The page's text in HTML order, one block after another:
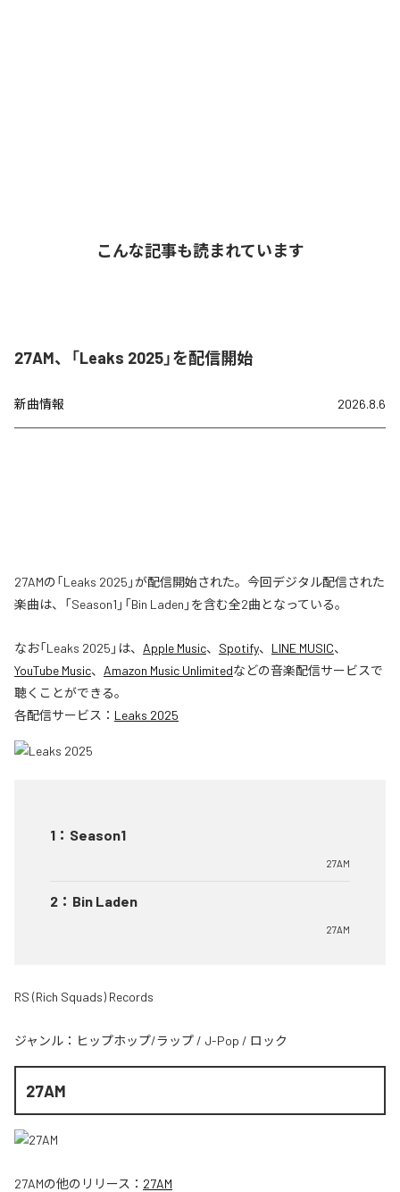
こんな記事も読まれています
27AM、「Leaks 2025」を配信開始
新曲情報 2026.8.6
27AMの「Leaks 2025」が配信開始された。今回デジタル配信された
楽曲は、「Season1」「Bin Laden」を含む全2曲となっている。
なお「Leaks 2025 」は、 Apple Music、 Spotify、 LINE MUSIC、
YouTube Music、 Amazon Music Unlimitedなどの音楽配信サービスで
聴くことができる。
各配信サービス： Leaks 2025
1 ： Season1
27AM
2 ： Bin Laden
27AM
RS (Rich Squads) Records
ジャンル： ヒップホップ/ラップ / J-Pop / ロック
27AM
27AMの他のリリース： 27AM